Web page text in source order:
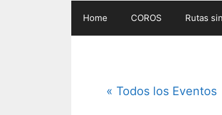
Home COROS Rutas
« Todos los Eventos